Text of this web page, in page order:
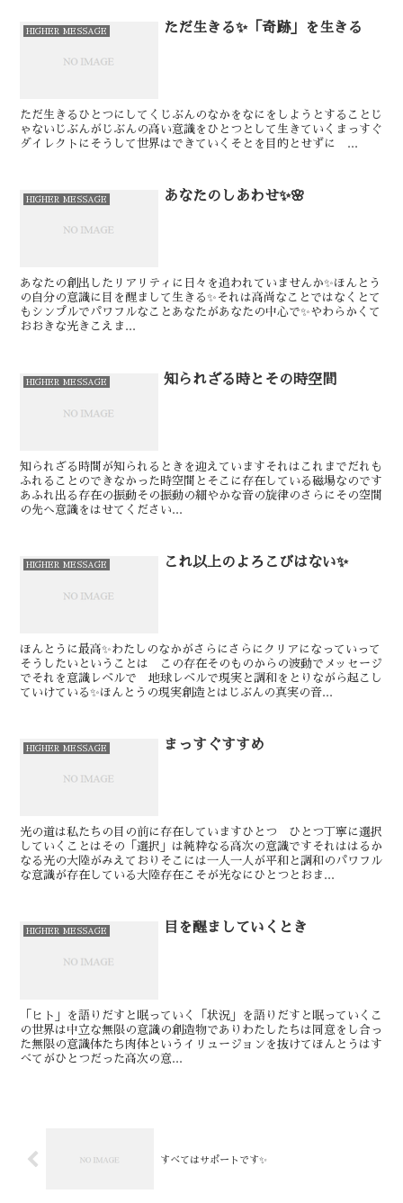
HIGHER MESSAGE ただ生きる✨「奇跡」を生きる
ただ生きる⁡⁡ひとつにしてくじぶんのなかを⁡⁡⁡⁡なにをしようとすることじ
ゃない⁡⁡⁡⁡⁡⁡じぶんがじぶんの高い意識をひとつとして生きていく⁡⁡⁡⁡まっすぐ
ダイレクトに⁡⁡⁡⁡⁡⁡そうして世界はできていく⁡⁡⁡⁡⁡⁡⁡そとを目的とせずに ...
HIGHER MESSAGE あなたのしあわせ✨🌸
あなたの創出したリアリティに日々を追われていませんか✨⁡⁡ほんとう
の自分の意識に目を醒まして生きる✨⁡⁡⁡それは高尚なことではなく⁡⁡とて
もシンプルでパワフルなこと⁡⁡⁡あなたがあなたの中心で✨やわらかくて
おおきな光⁡⁡⁡きこえま...
HIGHER MESSAGE 知られざる時とその時空間
知られざる時間が知られるときを迎えています⁡⁡それはこれまでだれも
ふれることのできなかった時空間とそこに存在している磁場なのです⁡⁡⁡
あふれ出る存在の振動⁡その振動の細やかな音の旋律のさらにその空間
の先へ意識をはせてください⁡⁡⁡...
HIGHER MESSAGE これ以上のよろこびはない✨
ほんとうに最高✨わたしのなかがさらにさらにクリアになっていって
そうしたいということは この存在そのものからの波動でメッセージ
でそれを意識レベルで 地球レベルで現実と調和をとりながら起こし
ていけている✨ほんとうの現実創造とはじぶんの真実の音...
HIGHER MESSAGE まっすぐすすめ
光の道は私たちの目の前に存在していますひとつ ひとつ丁寧に選択
していくことはその「選択」は純粋なる高次の意識ですそれははるか
なる光の大陸がみえておりそこには一人一人が平和と調和のパワフル
な意識が存在している大陸存在こそが光なにひとつとおま...
HIGHER MESSAGE 目を醒ましていくとき
「ヒト」を語りだすと眠っていく⁡「状況」を語りだすと眠っていく⁡⁡⁡⁡こ
の世界は中立な無限の意識の創造物であり⁡⁡わたしたちは同意をし合っ
た無限の意識体たち⁡⁡肉体というイリュージョンを抜けてほんとうはす
べてがひとつだった高次の意...
すべてはサポートです✨